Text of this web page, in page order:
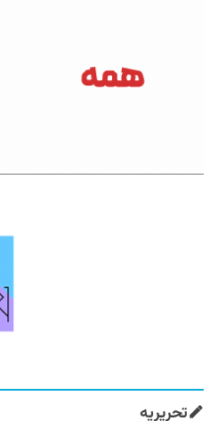
تحریریه